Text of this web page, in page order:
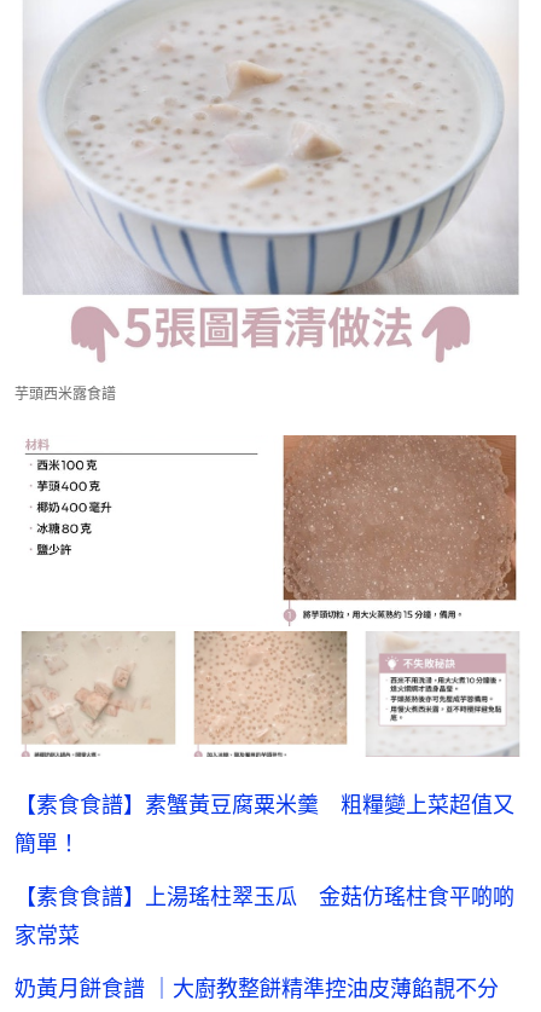
芋頭西米露食譜
【素食食譜】素蟹黃豆腐粟米羹 粗糧變上菜超值又
簡單！
【素食食譜】上湯瑤柱翠玉瓜 金菇仿瑤柱食平啲啲
家常菜
奶黃月餅食譜 ｜大廚教整餅精準控油皮薄餡靚不分